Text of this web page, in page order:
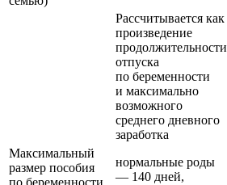
Максимальный
размер пособия
по беременности
Рассчитывается как
произведение
продолжительности
отпуска
по беременности
и максимально
возможного
среднего дневного
заработка
нормальные роды
— 140 дней,